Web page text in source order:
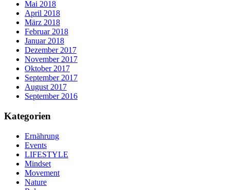
Mai 2018
April 2018
März 2018
Februar 2018
Januar 2018
Dezember 2017
November 2017
Oktober 2017
September 2017
August 2017
September 2016
Kategorien
Ernährung
Events
LIFESTYLE
Mindset
Movement
Nature